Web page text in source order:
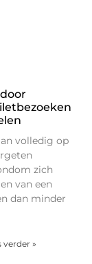
volledig op
zich
van een
dan minder
verder »